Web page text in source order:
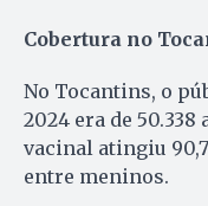
Cobertura no
No Tocantins, o
2024 era de
vacinal atingiu
entre meninos.